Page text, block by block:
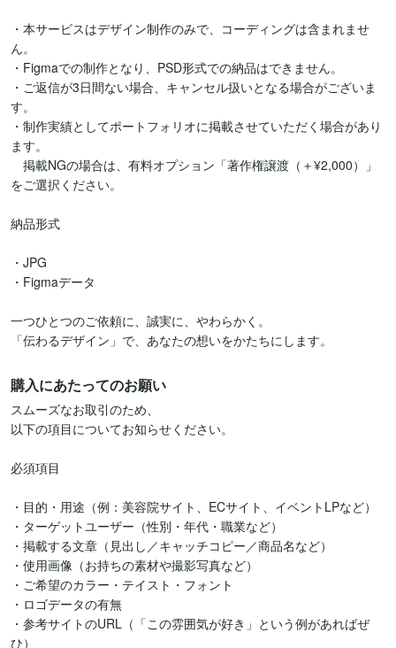
・本サービスはデザイン制作のみで、コーディングは含まれませ
ん。
・Figmaでの制作となり、PSD形式での納品はできません。
・ご返信が3日間ない場合、キャンセル扱いとなる場合がございま
す。
・制作実績としてポートフォリオに掲載させていただく場合があり
ます。
掲載NGの場合は、有料オプション「著作権譲渡（＋¥2,000）」
をご選択ください。
納品形式
・JPG
・Figmaデータ
一つひとつのご依頼に、誠実に、やわらかく。
「伝わるデザイン」で、あなたの想いをかたちにします。
購入にあたってのお願い
スムーズなお取引のため、
以下の項目についてお知らせください。
必須項目
・目的・用途（例：美容院サイト、ECサイト、イベントLPなど）
・ターゲットユーザー（性別・年代・職業など）
・掲載する文章（見出し／キャッチコピー／商品名など）
・使用画像（お持ちの素材や撮影写真など）
・ご希望のカラー・テイスト・フォント
・ロゴデータの有無
・参考サイトのURL（「この雰囲気が好き」という例があればぜ
ひ）